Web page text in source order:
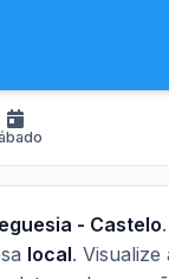
- Castelo
local. Visualize